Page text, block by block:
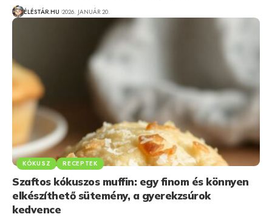
ÉLÉSTÁR.HU 2026. JANUÁR 20.
KÓKUSZ RECEPTEK
Szaftos kókuszos muffin: egy finom és könnyen
elkészíthető sütemény, a gyerekzsúrok
kedvence